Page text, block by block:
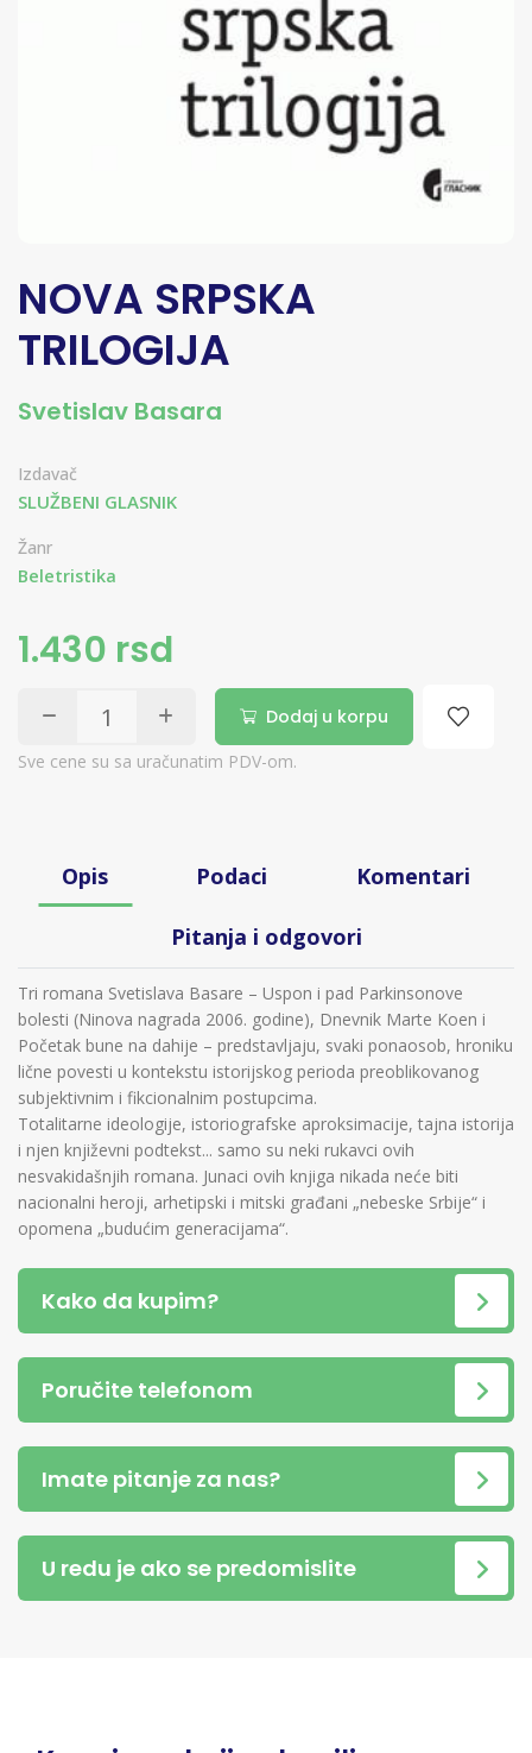
NOVA SRPSKA
TRILOGIJA
Svetislav Basara
Izdavač
SLUŽBENI GLASNIK
Žanr
Beletristika
1.430 rsd
Dodaj u korpu
Sve cene su sa uračunatim PDV-om.
Opis Podaci Komentari
Pitanja i odgovori
Tri romana Svetislava Basare – Uspon i pad Parkinsonove
bolesti (Ninova nagrada 2006. godine), Dnevnik Marte Koen i
Početak bune na dahije – predstavljaju, svaki ponaosob, hroniku
lične povesti u kontekstu istorijskog perioda preoblikovanog
subjektivnim i fikcionalnim postupcima.
Totalitarne ideologije, istoriografske aproksimacije, tajna istorija
i njen književni podtekst... samo su neki rukavci ovih
nesvakidašnjih romana. Junaci ovih knjiga nikada neće biti
nacionalni heroji, arhetipski i mitski građani „nebeske Srbije“ i
opomena „budućim generacijama“.
Kako da kupim?
Poručite telefonom
Imate pitanje za nas?
U redu je ako se predomislite